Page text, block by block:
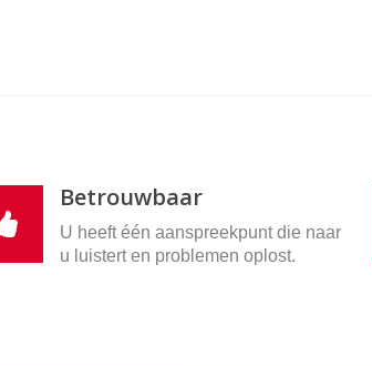
Betrouwbaar
U heeft één aanspreekpunt die naar
u luistert en problemen oplost.